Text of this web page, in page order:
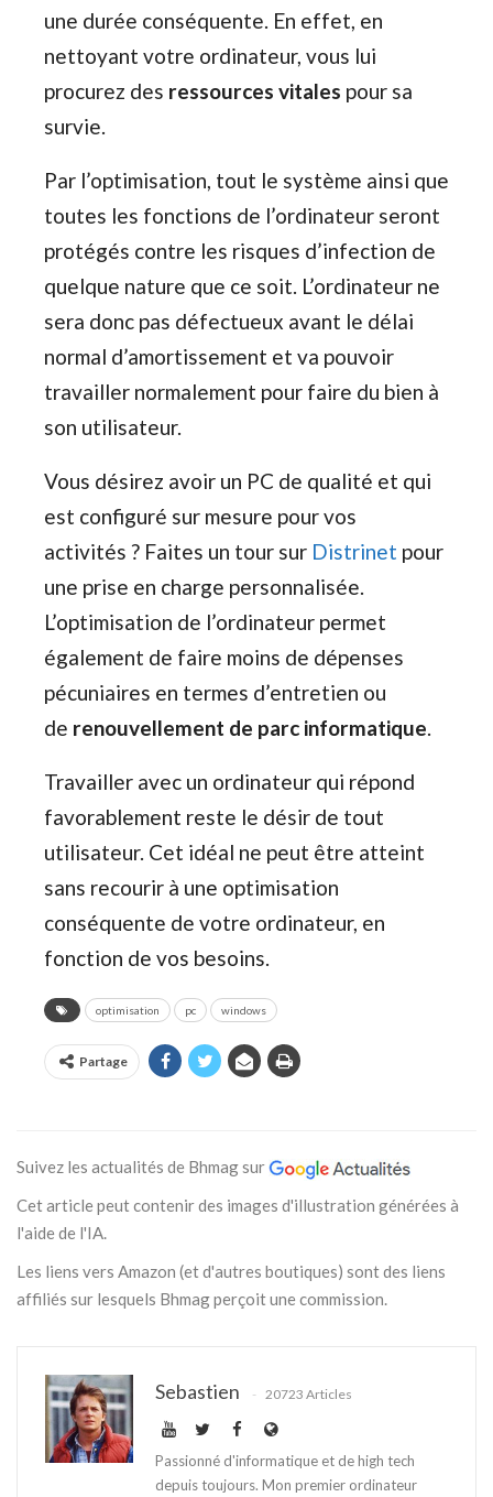
une durée conséquente. En effet, en
nettoyant votre ordinateur, vous lui
procurez des ressources vitales pour sa
survie.
Par l’optimisation, tout le système ainsi que
toutes les fonctions de l’ordinateur seront
protégés contre les risques d’infection de
quelque nature que ce soit. L’ordinateur ne
sera donc pas défectueux avant le délai
normal d’amortissement et va pouvoir
travailler normalement pour faire du bien à
son utilisateur.
Vous désirez avoir un PC de qualité et qui
est configuré sur mesure pour vos
activités ? Faites un tour sur Distrinet pour
une prise en charge personnalisée.
L’optimisation de l’ordinateur permet
également de faire moins de dépenses
pécuniaires en termes d’entretien ou
de renouvellement de parc informatique.
Travailler avec un ordinateur qui répond
favorablement reste le désir de tout
utilisateur. Cet idéal ne peut être atteint
sans recourir à une optimisation
conséquente de votre ordinateur, en
fonction de vos besoins.
optimisation pc windows
Partage
Suivez les actualités de Bhmag sur
Cet article peut contenir des images d'illustration générées à
l'aide de l'IA.
Les liens vers Amazon (et d'autres boutiques) sont des liens
affiliés sur lesquels Bhmag perçoit une commission.
Sebastien 20723 Articles
Passionné d'informatique et de high tech
depuis toujours. Mon premier ordinateur